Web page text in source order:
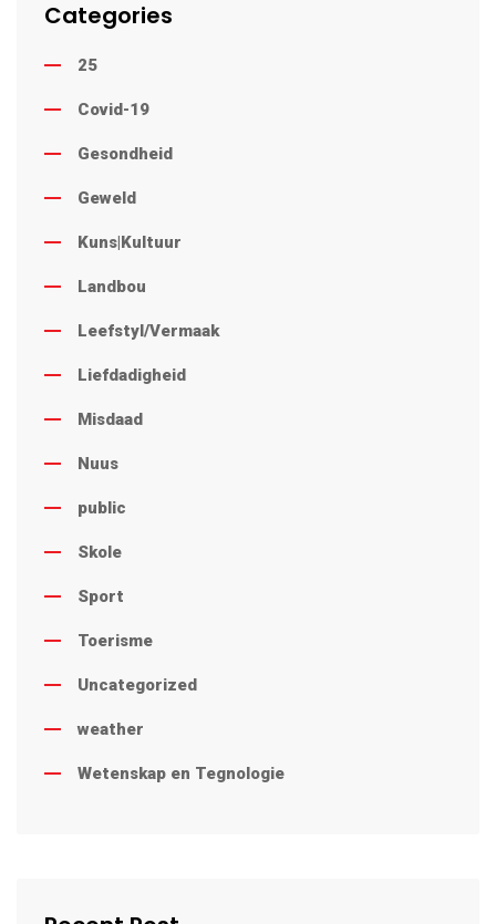
Categories
25
Covid-19
Gesondheid
Geweld
Kuns|Kultuur
Landbou
Leefstyl/Vermaak
Liefdadigheid
Misdaad
Nuus
public
Skole
Sport
Toerisme
Uncategorized
weather
Wetenskap en Tegnologie